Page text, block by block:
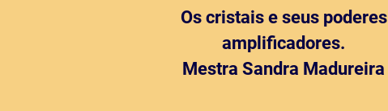
Os cristais e seus poderes
amplificadores.
Mestra Sandra Madureira